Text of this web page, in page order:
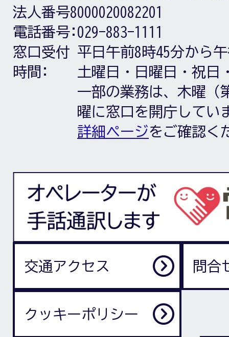
法人番号8000020082201
電話番号: 029-883-1111
窓口受付
時間:
平日午前8時45分から
土曜日・日曜日・祝日
一部の業務は、木曜（
曜に窓口を開庁してい
詳細ページをご確認く
交通アクセス 問合
クッキーポリシー